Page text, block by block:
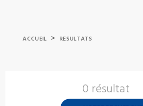
ACCUEIL > RESULTATS
0 résultat